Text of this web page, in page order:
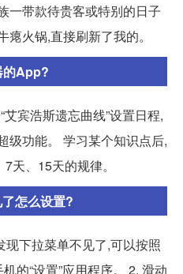
一带款待贵客或特别的日子
火锅,直接刷新了我的。
的App?
宾浩斯遗忘曲线”设置日程,
级功能。 学习某个知识点后,
天、15天的规律。
怎么设置?
下拉菜单不见了,可以按照
的“设置”应用程序。 2. 滑动